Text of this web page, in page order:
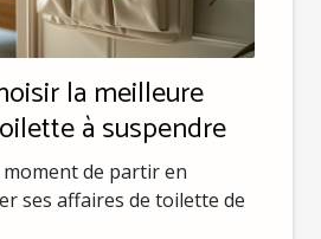
la meilleure
à suspendre
de partir en
ses affaires de toilette de